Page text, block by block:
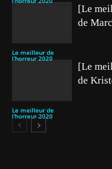
Le meilleur de
l'horreur 2020
[Le
de
Le meilleur de
l'horreur 2020
[Le
de